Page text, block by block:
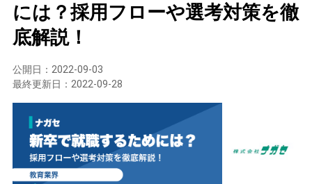
には？採用フローや選考対策を徹
底解説！
公開日： 2022-09-03
最終更新日： 2022-09-28